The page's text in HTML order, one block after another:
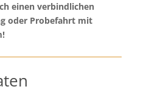
einen verbindlichen
oder Probefahrt mit